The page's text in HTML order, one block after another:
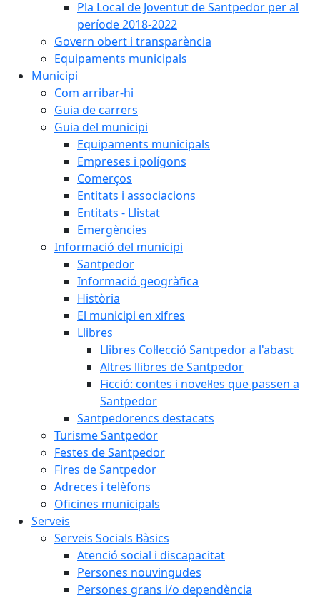
Pla Local de Joventut de Santpedor per al
període 2018-2022
Govern obert i transparència
Equipaments municipals
Municipi
Com arribar-hi
Guia de carrers
Guia del municipi
Equipaments municipals
Empreses i polígons
Comerços
Entitats i associacions
Entitats - Llistat
Emergències
Informació del municipi
Santpedor
Informació geogràfica
Història
El municipi en xifres
Llibres
Llibres Col·lecció Santpedor a l'abast
Altres llibres de Santpedor
Ficció: contes i novel·les que passen a
Santpedor
Santpedorencs destacats
Turisme Santpedor
Festes de Santpedor
Fires de Santpedor
Adreces i telèfons
Oficines municipals
Serveis
Serveis Socials Bàsics
Atenció social i discapacitat
Persones nouvingudes
Persones grans i/o dependència